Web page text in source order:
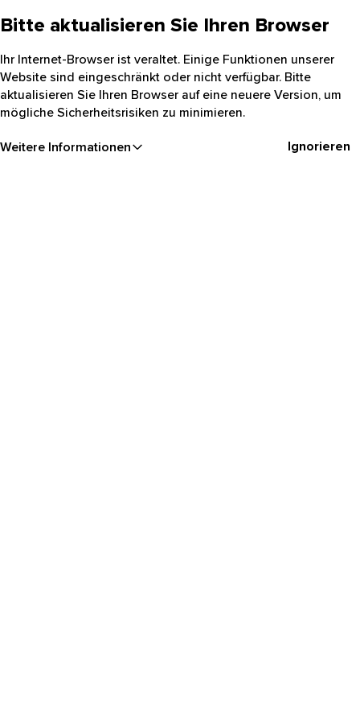
Bitte aktualisieren Sie Ihren Browser
Ihr Internet-Browser ist veraltet. Einige Funktionen unserer
Website sind eingeschränkt oder nicht verfügbar. Bitte
aktualisieren Sie Ihren Browser auf eine neuere Version, um
mögliche Sicherheitsrisiken zu minimieren.
Weitere Informationen Ignorieren